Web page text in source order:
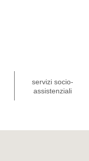
servizi socio-
assistenziali